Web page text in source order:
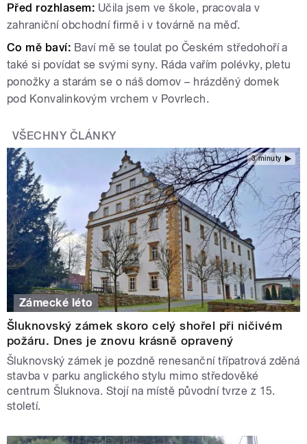
Před rozhlasem: Učila jsem ve škole, pracovala v
zahraniční obchodní firmě i v továrně na měď.
Co mě baví: Baví mě se toulat po Českém středohoří a
také si povídat se svými syny. Ráda vařím polévky, pletu
ponožky a starám se o náš domov – hrázděný domek
pod Konvalinkovým vrchem v Povrlech.
VŠECHNY ČLÁNKY
3 minuty
Zámecké léto
Šluknovský zámek skoro celý shořel při ničivém
požáru. Dnes je znovu krásně opravený
Šluknovský zámek je pozdně renesanční třípatrová zděná
stavba v parku anglického stylu mimo středověké
centrum Šluknova. Stojí na místě původní tvrze z 15.
století.